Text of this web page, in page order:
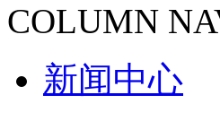
COLUMN
新闻中心